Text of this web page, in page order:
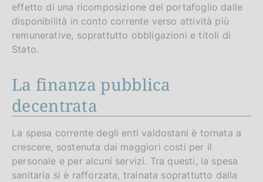
effetto di una ricomposizione del portafoglio dalle
disponibilità in conto corrente verso attività più
remunerative, soprattutto obbligazioni e titoli di
Stato.
La finanza pubblica
decentrata
La spesa corrente degli enti valdostani è tornata a
crescere, sostenuta dai maggiori costi per il
personale e per alcuni servizi. Tra questi, la spesa
sanitaria si è rafforzata, trainata soprattutto dalla